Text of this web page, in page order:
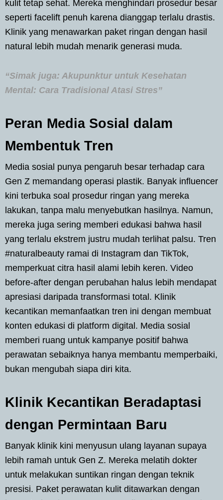
kulit tetap sehat. Mereka menghindari prosedur besar
seperti facelift penuh karena dianggap terlalu drastis.
Klinik yang menawarkan paket ringan dengan hasil
natural lebih mudah menarik generasi muda.
“Simak juga: Akupunktur untuk Kesehatan
Mental: Cara Tradisional Atasi Stres”
Peran Media Sosial dalam
Membentuk Tren
Media sosial punya pengaruh besar terhadap cara
Gen Z memandang operasi plastik. Banyak influencer
kini terbuka soal prosedur ringan yang mereka
lakukan, tanpa malu menyebutkan hasilnya. Namun,
mereka juga sering memberi edukasi bahwa hasil
yang terlalu ekstrem justru mudah terlihat palsu. Tren
#naturalbeauty ramai di Instagram dan TikTok,
memperkuat citra hasil alami lebih keren. Video
before-after dengan perubahan halus lebih mendapat
apresiasi daripada transformasi total. Klinik
kecantikan memanfaatkan tren ini dengan membuat
konten edukasi di platform digital. Media sosial
memberi ruang untuk kampanye positif bahwa
perawatan sebaiknya hanya membantu memperbaiki,
bukan mengubah siapa diri kita.
Klinik Kecantikan Beradaptasi
dengan Permintaan Baru
Banyak klinik kini menyusun ulang layanan supaya
lebih ramah untuk Gen Z. Mereka melatih dokter
untuk melakukan suntikan ringan dengan teknik
presisi. Paket perawatan kulit ditawarkan dengan